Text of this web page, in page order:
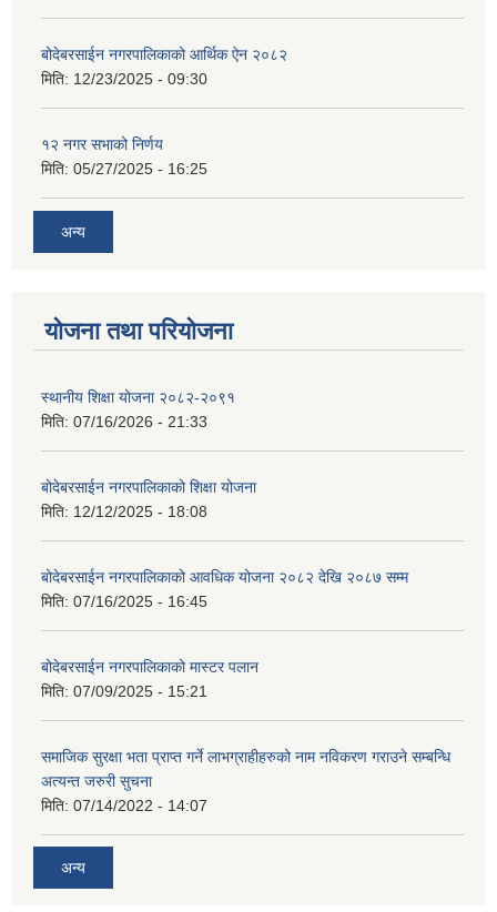
बोदेबरसाईन नगरपालिकाको आर्थिक ऐन २०८२
मिति: 12/23/2025 - 09:30
१२ नगर सभाको निर्णय
मिति: 05/27/2025 - 16:25
अन्य
योजना तथा परियोजना
स्थानीय शिक्षा योजना २०८२-२०९१
मिति: 07/16/2026 - 21:33
बोदेबरसाईन नगरपालिकाको शिक्षा योजना
मिति: 12/12/2025 - 18:08
बोदेबरसाईन नगरपालिकाको आवधिक योजना २०८२ देखि २०८७ सम्म
मिति: 07/16/2025 - 16:45
बोदेबरसाईन नगरपालिकाको मास्टर पलान
मिति: 07/09/2025 - 15:21
समाजिक सुरक्षा भता प्राप्त गर्ने लाभग्राहीहरुको नाम नविकरण गराउने सम्बन्धि
अत्यन्त जरुरी सुचना
मिति: 07/14/2022 - 14:07
अन्य